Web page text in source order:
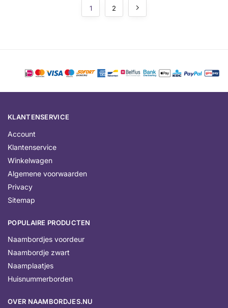
1 2
KLANTENSERVICE
Account
Klantenservice
Winkelwagen
Algemene voorwaarden
Privacy
Sitemap
POPULAIRE PRODUCTEN
Naambordjes voordeur
Naambordje zwart
Naamplaatjes
Huisnummerborden
OVER NAAMBORDJES.NU